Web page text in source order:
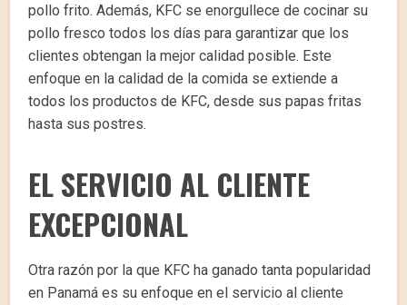
pollo frito. Además, KFC se enorgullece de cocinar su
pollo fresco todos los días para garantizar que los
clientes obtengan la mejor calidad posible. Este
enfoque en la calidad de la comida se extiende a
todos los productos de KFC, desde sus papas fritas
hasta sus postres.
EL SERVICIO AL CLIENTE
EXCEPCIONAL
Otra razón por la que KFC ha ganado tanta popularidad
en Panamá es su enfoque en el servicio al cliente